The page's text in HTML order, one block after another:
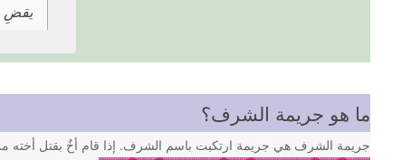
يقضِ
ما هو جريمة الشرف؟
جريمة الشرف هي جريمة ارتكبت باسم الشرف. إذا قام أخٌ بقتل أخته